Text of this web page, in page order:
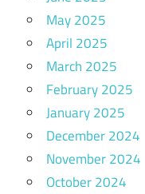
May 2025
April 2025
March 2025
February 2025
January 2025
December 2024
November 2024
October 2024